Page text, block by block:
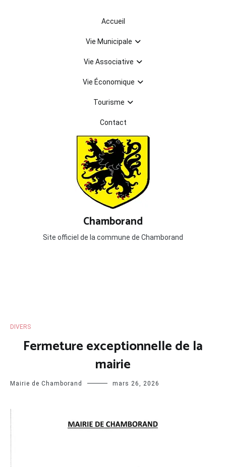
Chamborand
Site officiel de la commune de Chamborand
Accueil
Vie Municipale
Vie Associative
Vie Économique
Tourisme
Contact
DIVERS
Fermeture exceptionnelle de la
mairie
Mairie de Chamborand mars 26, 2026